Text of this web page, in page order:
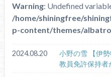
Warning: Undefined
/home/shiningfree/
p-content/themes/
2024.08.20
小野の雪 【伊
教員免許保持者